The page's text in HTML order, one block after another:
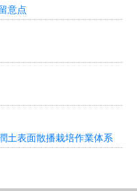
意点
土表面散播栽培作業体系